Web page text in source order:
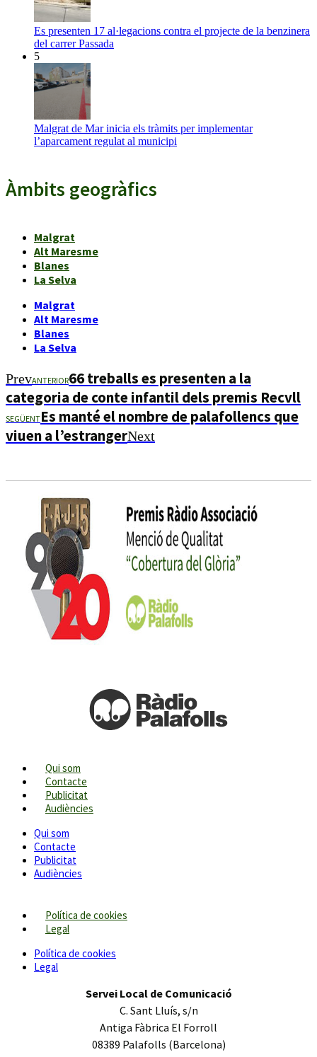
Es presenten 17 al·legacions contra el projecte de la benzinera
del carrer Passada
5
Malgrat de Mar inicia els tràmits per implementar
l’aparcament regulat al municipi
Àmbits geogràfics
Malgrat
Alt Maresme
Blanes
La Selva
Malgrat
Alt Maresme
Blanes
La Selva
PrevANTERIOR66 treballs es presenten a la
categoria de conte infantil dels premis Recvll
SEGÜENTEs manté el nombre de palafollencs que
viuen a l’estrangerNext
Qui som
Contacte
Publicitat
Audiències
Qui som
Contacte
Publicitat
Audiències
Política de cookies
Legal
Política de cookies
Legal
Servei Local de Comunicació
C. Sant Lluís, s/n
Antiga Fàbrica El Forroll
08389 Palafolls (Barcelona)